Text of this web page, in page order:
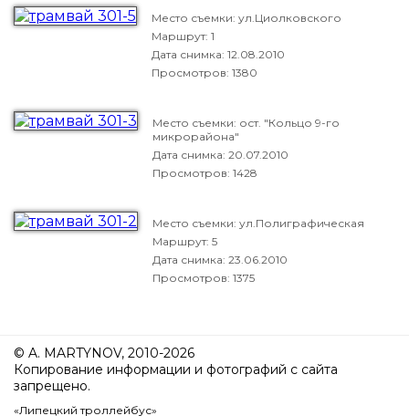
Место съемки: ул.Циолковского
Маршрут: 1
Дата снимка: 12.08.2010
Просмотров: 1380
Место съемки: ост. "Кольцо 9-го
микрорайона"
Дата снимка: 20.07.2010
Просмотров: 1428
Место съемки: ул.Полиграфическая
Маршрут: 5
Дата снимка: 23.06.2010
Просмотров: 1375
© A. MARTYNOV, 2010-2026
Копирование информации и фотографий с сайта
запрещено.
«Липецкий троллейбус»